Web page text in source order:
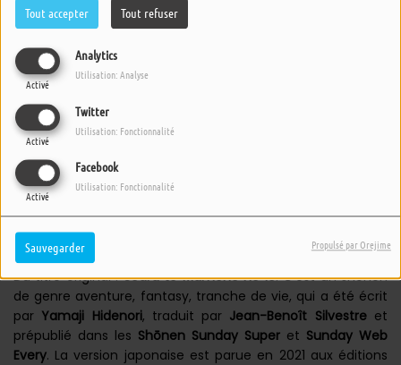
Tout accepter Tout refuser
Analytics
Activé
Utilisation: Analyse
Twitter
Activé
Utilisation: Fonctionnalité
Facebook
Activé
Utilisation: Fonctionnalité
Sauvegarder Propulsé par Orejime
Du titre original :Soara to Mamono no Ie. C’est un shonen
de genre aventure, fantasy, tranche de vie, qui a été écrit
par Yamaji Hidenori, traduit par Jean-Benoît Silvestreet
prépublié dans les Shōnen Sunday Super et Sunday Web
Every. La version japonaise est parue en 2021 aux éditions